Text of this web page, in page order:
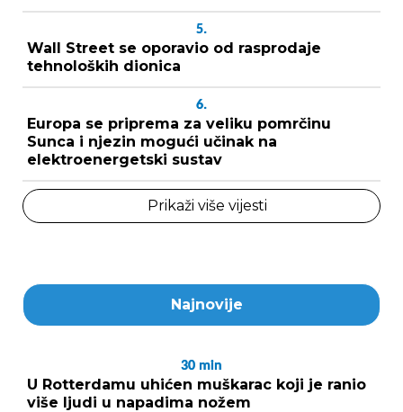
5.
Wall Street se oporavio od rasprodaje
tehnoloških dionica
6.
Europa se priprema za veliku pomrčinu
Sunca i njezin mogući učinak na
elektroenergetski sustav
Prikaži više vijesti
Najnovije
30 min
U Rotterdamu uhićen muškarac koji je ranio
više ljudi u napadima nožem